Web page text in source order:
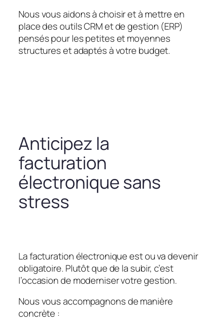
Nous vous aidons à choisir et à mettre en
place des outils CRM et de gestion (ERP)
pensés pour les petites et moyennes
structures et adaptés à votre budget.
Anticipez la
facturation
électronique sans
stress
La facturation électronique est ou va devenir
obligatoire. Plutôt que de la subir, c’est
l’occasion de moderniser votre gestion.
Nous vous accompagnons de manière
concrète :